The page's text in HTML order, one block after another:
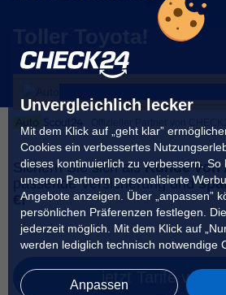
Unvergleichlich lecker
Mit dem Klick auf „geht klar”
Cookies ein verbessertes
dieses kontinuierlich zu verbessern. So
unseren Partnern personalisierte
Angebote anzeigen. Über „anpassen”
persönlichen Präferenzen festlegen.
jederzeit möglich. Mit dem Klick auf
werden lediglich technisch notwendige
Anpassen
Toller Toyota!
Sichern Sie sich alsKunde von
passende Versicherung und
€!
jetzt Tarife